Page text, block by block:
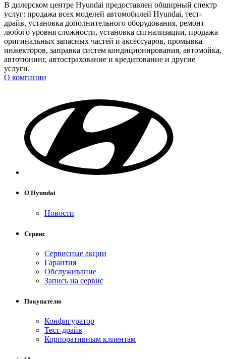
В дилерском центре Hyundai предоставлен обширный спектр
услуг: продажа всех моделей автомобилей Hyundai, тест-
драйв, установка дополнительного оборудования, ремонт
любого уровня сложности, установка сигнализации, продажа
оригинальных запасных частей и аксессуаров, промывка
инжекторов, заправка систем кондиционирования, автомойка,
автотюнинг, автострахование и кредитование и другие
услуги.
О компании
О Hyundai
Новости
Сервис
Сервисные акции
Гарантия
Обслуживание
Запись на сервис
Покупателю
Конфигуратор
Тест-драйв
Корпоративным клиентам